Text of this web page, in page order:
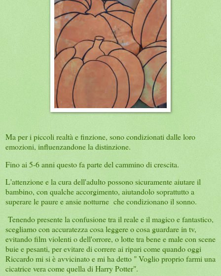
Ma per i piccoli realtà e finzione, sono condizionati dalle loro
emozioni, influenzandone la distinzione.
Fino ai 5-6 anni questo fa parte del cammino di crescita.
L'attenzione e la cura dell'adulto possono sicuramente aiutare il
bambino, con qualche accorgimento, aiutandolo soprattutto a
superare le paure e ansie notturne che condizionano il sonno.
Tenendo presente la confusione tra il reale e il magico e fantastico,
scegliamo con accuratezza cosa leggere o cosa guardare in tv,
evitando film violenti o dell'orrore, o lotte tra bene e male con scene
buie e pesanti, per evitare di correre ai ripari come quando oggi
Riccardo mi si è avvicinato e mi ha detto " Voglio proprio farmi una
cicatrice vera come quella di Harry Potter".